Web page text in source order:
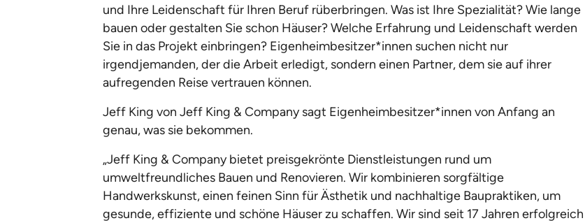
und Ihre Leidenschaft für Ihren Beruf rüberbringen. Was ist Ihre Spezialität? Wie lange
bauen oder gestalten Sie schon Häuser? Welche Erfahrung und Leidenschaft werden
Sie in das Projekt einbringen? Eigenheimbesitzer*innen suchen nicht nur
irgendjemanden, der die Arbeit erledigt, sondern einen Partner, dem sie auf ihrer
aufregenden Reise vertrauen können.
Jeff King von Jeff King & Company sagt Eigenheimbesitzer*innen von Anfang an
genau, was sie bekommen.
„Jeff King & Company bietet preisgekrönte Dienstleistungen rund um
umweltfreundliches Bauen und Renovieren. Wir kombinieren sorgfältige
Handwerkskunst, einen feinen Sinn für Ästhetik und nachhaltige Baupraktiken, um
gesunde, effiziente und schöne Häuser zu schaffen. Wir sind seit 17 Jahren erfolgreich